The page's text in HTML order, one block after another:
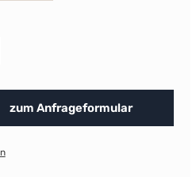
Anzahl: Gib den
zum Anfrageformular